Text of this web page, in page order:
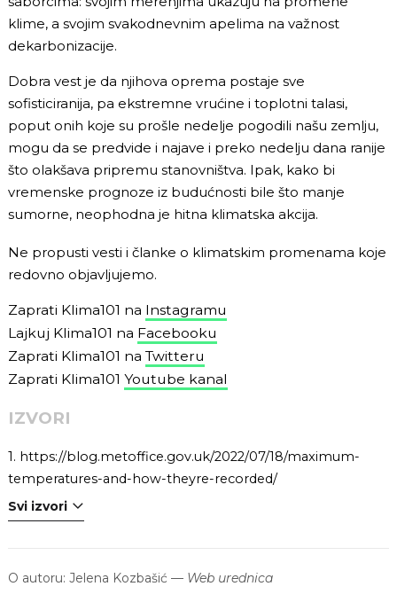
klime, a svojim svakodnevnim apelima na važnost
dekarbonizacije.
Dobra vest je da njihova oprema postaje sve
sofisticiranija, pa ekstremne vrućine i toplotni talasi,
poput onih koje su prošle nedelje pogodili našu zemlju,
mogu da se predvide i najave i preko nedelju dana ranije
što olakšava pripremu stanovništva. Ipak, kako bi
vremenske prognoze iz budućnosti bile što manje
sumorne, neophodna je hitna klimatska akcija.
Ne propusti vesti i članke o klimatskim promenama koje
redovno objavljujemo.
Zaprati Klima101 na Instagramu
Lajkuj Klima101 na Facebooku
Zaprati Klima101 na Twitteru
Zaprati Klima101 Youtube kanal
IZVORI
1. https://blog.metoffice.gov.uk/2022/07/18/maximum-
temperatures-and-how-theyre-recorded/
Svi izvori
O autoru: Jelena Kozbašić — Web urednica